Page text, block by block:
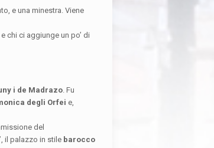
e una minestra. Viene
chi ci aggiunge un po’ di
i de Madrazo. Fu
degli Orfei e,
del
il palazzo in stile barocco